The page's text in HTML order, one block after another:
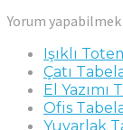
Yorum
Işıklı
Çatı
El Yazımı
Ofis
Yuvarlak